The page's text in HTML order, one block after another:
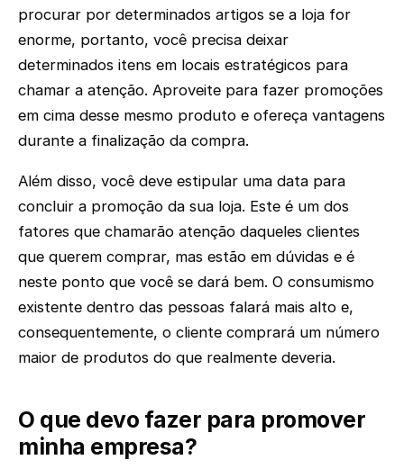
procurar por determinados artigos se a loja for
enorme, portanto, você precisa deixar
determinados itens em locais estratégicos para
chamar a atenção. Aproveite para fazer promoções
em cima desse mesmo produto e ofereça vantagens
durante a finalização da compra.
Além disso, você deve estipular uma data para
concluir a promoção da sua loja. Este é um dos
fatores que chamarão atenção daqueles clientes
que querem comprar, mas estão em dúvidas e é
neste ponto que você se dará bem. O consumismo
existente dentro das pessoas falará mais alto e,
consequentemente, o cliente comprará um número
maior de produtos do que realmente deveria.
O que devo fazer para promover
minha empresa?